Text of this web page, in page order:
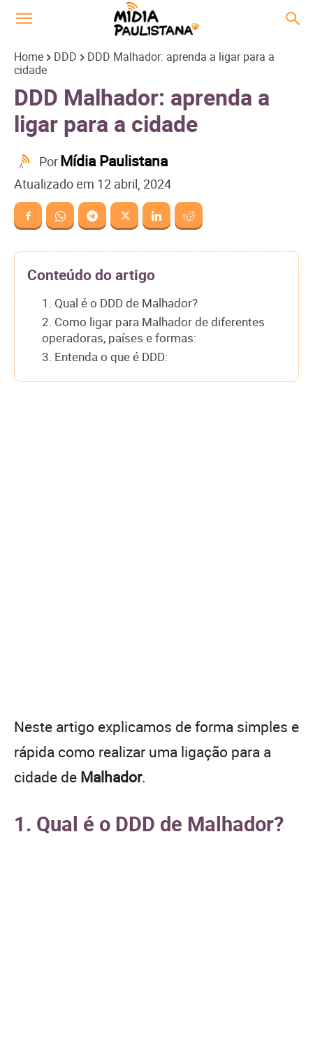
Home DDD
DDD Malhador: aprenda a ligar para a
cidade
DDD Malhador: aprenda a
ligar para a cidade
PorMídia Paulistana
Atualizado em 12 abril, 2024
Conteúdo do artigo
1. Qual é o DDD de Malhador?
2. Como ligar para Malhador de diferentes
operadoras, países e formas:
3. Entenda o que é DDD:
Neste artigo explicamos de forma simples e
rápida como realizar uma ligação para a
cidade de Malhador.
1. Qual é o DDD de Malhador?